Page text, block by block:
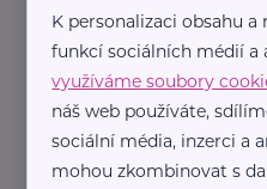
pp.tisk@pcr.cz
Teen Challenge
K personalizaci obsahu
funkcí sociálních médií a
využíváme soubory
náš web používáte,
sociální média, inzerci a
mohou zkombinovat s